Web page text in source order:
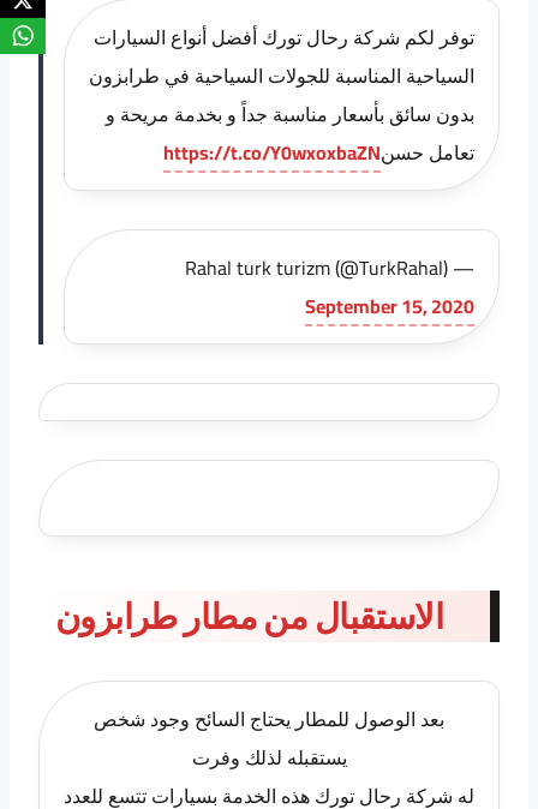
توفر لكم شركة رحال تورك أفضل أنواع السيارات
السياحية المناسبة للجولات السياحية في طرابزون
بدون سائق بأسعار مناسبة جداً و بخدمة مريحة و
تعامل حسنhttps://t.co/Y0wxoxbaZN
— Rahal turk turizm (@TurkRahal)
September 15, 2020
الاستقبال من مطار طرابزون
بعد الوصول للمطار يحتاج السائح وجود شخص
يستقبله لذلك وفرت
له شركة رحال تورك هذه الخدمة بسيارات تتسع للعدد